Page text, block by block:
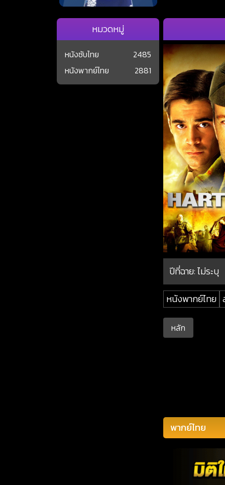
ปีที่ฉาย:ไม่ระบุ
หนังพากย์ไทย
หลัก
หมวดหมู่
หนังซับไทย
2485
หนังพากย์ไทย
2881